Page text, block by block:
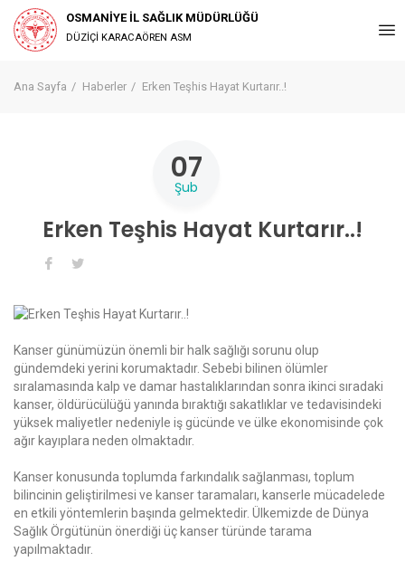
OSMANİYE İL SAĞLIK MÜDÜRLÜĞÜ
DÜZİÇİ KARACAÖREN ASM
Ana Sayfa Haberler Erken Teşhis Hayat Kurtarır..!
07
Şub
Erken Teşhis Hayat Kurtarır..!
Kanser günümüzün önemli bir halk sağlığı sorunu olup
gündemdeki yerini korumaktadır. Sebebi bilinen ölümler
sıralamasında kalp ve damar hastalıklarından sonra ikinci sıradaki
kanser, öldürücülüğü yanında bıraktığı sakatlıklar ve tedavisindeki
yüksek maliyetler nedeniyle iş gücünde ve ülke ekonomisinde çok
ağır kayıplara neden olmaktadır.
Kanser konusunda toplumda farkındalık sağlanması, toplum
bilincinin geliştirilmesi ve kanser taramaları, kanserle mücadelede
en etkili yöntemlerin başında gelmektedir. Ülkemizde de Dünya
Sağlık Örgütünün önerdiği üç kanser türünde tarama
yapılmaktadır.